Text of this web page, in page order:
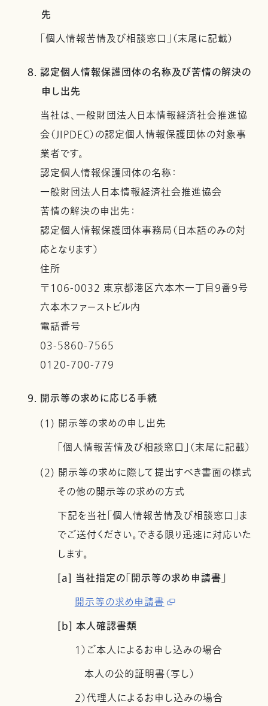
先
「個人情報苦情及び相談窓口」（末尾に記載）
8. 認定個人情報保護団体の名称及び苦情の解決の
申し出先
当社は、一般財団法人日本情報経済社会推進協
会（JIPDEC）の認定個人情報保護団体の対象事
業者です。
認定個人情報保護団体の名称：
一般財団法人日本情報経済社会推進協会
苦情の解決の申出先：
認定個人情報保護団体事務局（日本語のみの対
応となります）
住所
〒106-0032 東京都港区六本木一丁目９番９号
六本木ファーストビル内
電話番号
03-5860-7565
0120-700-779
9. 開示等の求めに応じる手続
(1) 開示等の求めの申し出先
「個人情報苦情及び相談窓口」（末尾に記載）
(2) 開示等の求めに際して提出すべき書面の様式
その他の開示等の求めの方式
下記を当社「個人情報苦情及び相談窓口」ま
でご送付ください。できる限り迅速に対応いた
します。
[a] 当社指定の「開示等の求め申請書」
開示等の求め申請書
[b] 本人確認書類
1）ご本人によるお申し込みの場合
本人の公的証明書（写し）
2）代理人によるお申し込みの場合